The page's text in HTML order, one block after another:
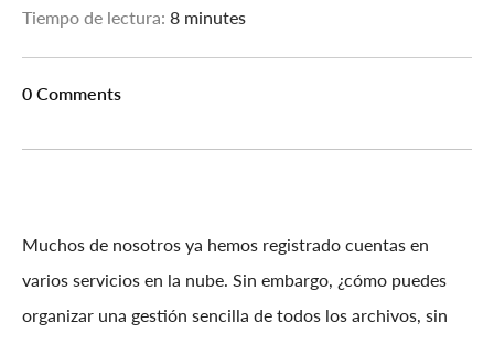
Tiempo de lectura: 8 minutes
0 Comments
Muchos de nosotros ya hemos registrado cuentas en
varios servicios en la nube. Sin embargo, ¿cómo puedes
organizar una gestión sencilla de todos los archivos, sin